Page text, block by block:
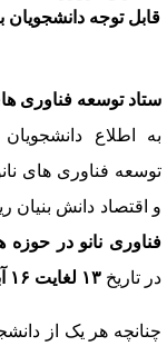
توجه دانشجویان
توسعه فناوری
اطلاع دانشجویان
فناوری های نانو
اقتصاد دانش بنیان
نانو در حوزه
تاریخ ۱۳ لغایت ۱۶
هر یک از دانشجویان